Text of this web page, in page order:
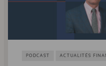
PODCAST ACTUALITÉS